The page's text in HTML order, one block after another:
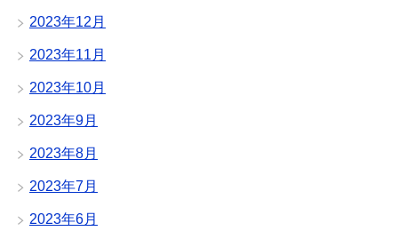
2023年12月
2023年11月
2023年10月
2023年9月
2023年8月
2023年7月
2023年6月